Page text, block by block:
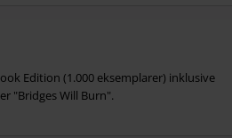
Edition (1.000 eksemplarer) inklusive
"Bridges Will Burn".